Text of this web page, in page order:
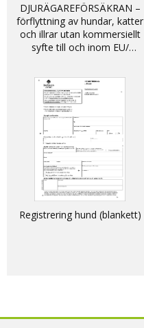
DJURÄGAREFÖRSÄKRAN –
förflyttning av hundar, katter
och illrar utan kommersiellt
syfte till och inom EU/
dogs, cats and ferrets into
and within the EU
Registrering hund (blankett)